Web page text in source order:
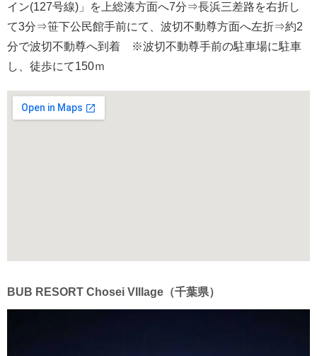
イン(127号線)」を上総湊方面へ7分⇒長浜三差路を右折し
て3分⇒笹下公民館手前にて、波切不動尊方面へ左折⇒約2
分で波切不動尊へ到着 ※波切不動尊手前の駐車場に駐車
し、徒歩にて150ｍ
BUB RESORT Chosei VIllage（千葉県）